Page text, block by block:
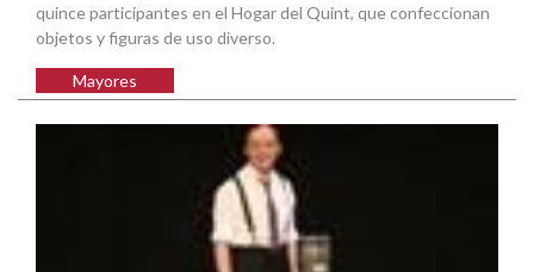
quince participantes en el Hogar del Quint, que confeccionan
objetos y figuras de uso diverso.
Mayores